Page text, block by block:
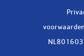
voorwaarden